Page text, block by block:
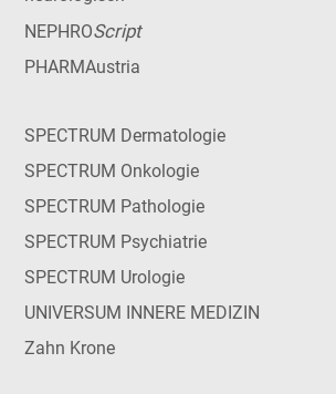
NEPHROScript
PHARMAustria
SPECTRUM Dermatologie
SPECTRUM Onkologie
SPECTRUM Pathologie
SPECTRUM Psychiatrie
SPECTRUM Urologie
UNIVERSUM INNERE MEDIZIN
Zahn Krone